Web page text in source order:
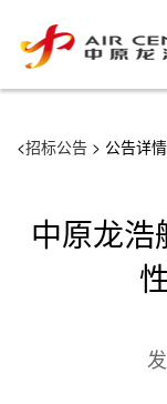
用户案例
<招标公告 > 公告详情
中原龙浩